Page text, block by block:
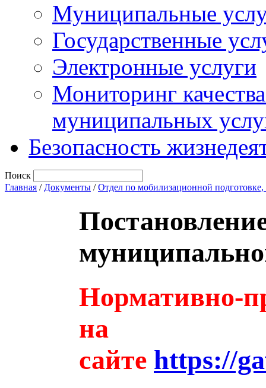
Муниципальные
Государственные
Электронные услуги
Мониторинг
муниципальных
Безопасность
Поиск
Главная / Документы /Отдел по мобилизационной
Нормативно-
на
сайте https://